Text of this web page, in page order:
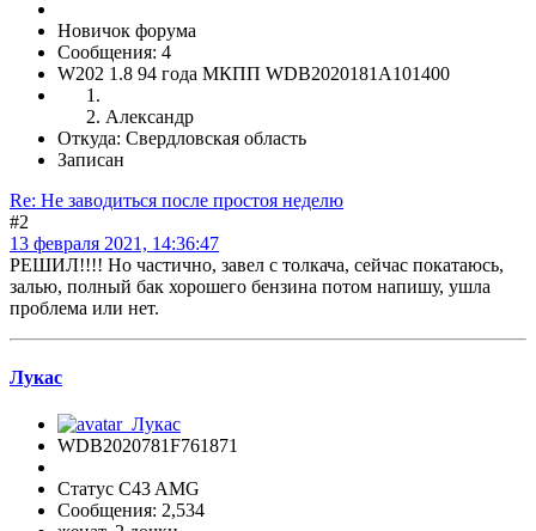
Новичок форума
Сообщения: 4
W202 1.8 94 года МКПП WDB2020181A101400
Александр
Откуда: Свердловская область
Записан
Re: Не заводиться после простоя неделю
#2
13 февраля 2021, 14:36:47
РЕШИЛ!!!! Но частично, завел с толкача, сейчас покатаюсь,
залью, полный бак хорошего бензина потом напишу, ушла
проблема или нет.
Лукас
WDB2020781F761871
Статус C43 AMG
Сообщения: 2,534